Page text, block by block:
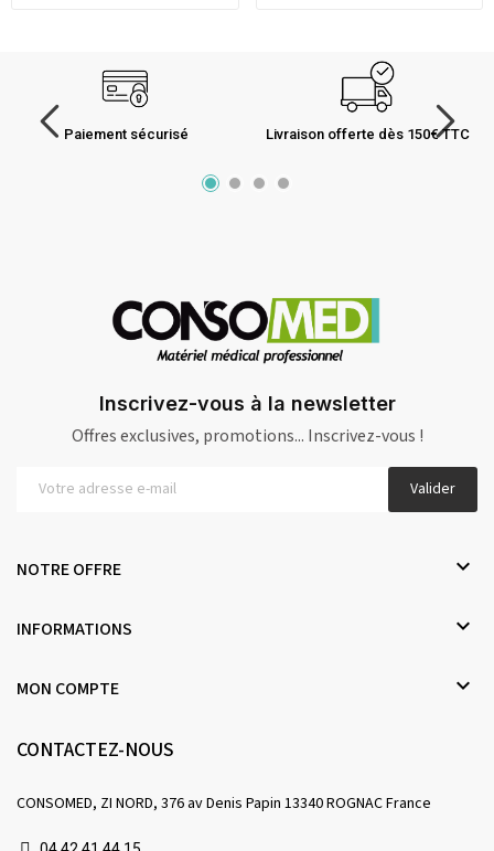
Paiement sécurisé Livraison offerte dès 150€ TTC
Inscrivez-vous à la newsletter
Offres exclusives, promotions... Inscrivez-vous !
Valider
NOTRE OFFRE 
INFORMATIONS 
MON COMPTE 
CONTACTEZ-NOUS
CONSOMED, ZI NORD, 376 av Denis Papin 13340 ROGNAC France